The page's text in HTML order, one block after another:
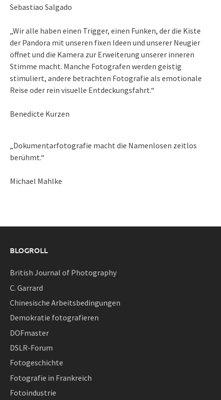
Sebastiao Salgado
„Wir alle haben einen Trigger, einen Funken, der die Kiste
der Pandora mit unseren fixen Ideen und unserer Neugier
öffnet und die Kamera zur Erweiterung unserer inneren
Stimme macht. Manche Fotografen werden geistig
stimuliert, andere betrachten Fotografie als emotionale
Reise oder rein visuelle Entdeckungsfahrt.“
Benedicte Kurzen
„Dokumentarfotografie macht die Namenlosen zeitlos
berühmt.“
Michael Mahlke
BLOGROLL
British Journal of Photography
C. Garrard
Chinesische Arbeitsbedingungen
Demokratie fotografieren
DOFmaster
DSLR-Forum
Fotogeschichte
Fotografie in Frankreich
Fotoindustrie